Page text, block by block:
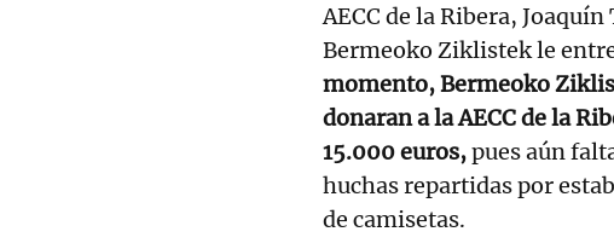
AECC de la Ribera,
Bermeoko Ziklistek le
momento, Bermeoko
donaran a la AECC de la
15.000 euros,pues aún
huchas repartidas por
de camisetas.